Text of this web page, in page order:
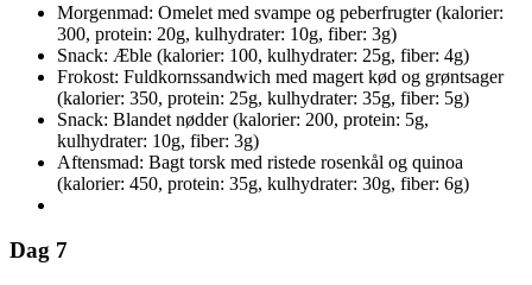
Morgenmad: Omelet med svampe og peberfrugter (kalorier:
300, protein: 20g, kulhydrater: 10g, fiber: 3g)
Snack: Æble (kalorier: 100, kulhydrater: 25g, fiber: 4g)
Frokost: Fuldkornssandwich med magert kød og grøntsager
(kalorier: 350, protein: 25g, kulhydrater: 35g, fiber: 5g)
Snack: Blandet nødder (kalorier: 200, protein: 5g,
kulhydrater: 10g, fiber: 3g)
Aftensmad: Bagt torsk med ristede rosenkål og quinoa
(kalorier: 450, protein: 35g, kulhydrater: 30g, fiber: 6g)
Dag 7